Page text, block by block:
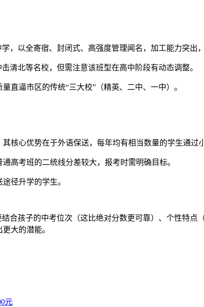
，以全寄宿、封闭式、高强度管理闻名，加工能力突出
清北等名校，但需注意该班型在高中阶段有动态调整。
直逼市区的传统“三大校”（精英、二中、一中）。
核心优势在于外语保送，每年均有相当数量的学生通
高考班的二统线分差较大，报考时需明确目标。
径升学的学生。
合孩子的中考位次（这比绝对分数更可靠）、个性特
大的潜能。
元